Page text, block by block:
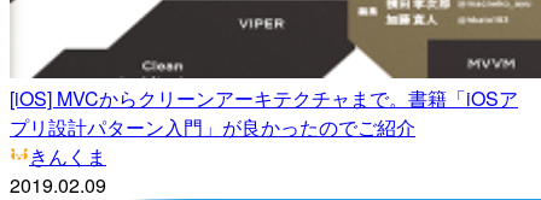
[iOS] MVCからクリーンアーキテクチャまで。書籍「iOSア
プリ設計パターン入門」が良かったのでご紹介
きんくま
2019.02.09